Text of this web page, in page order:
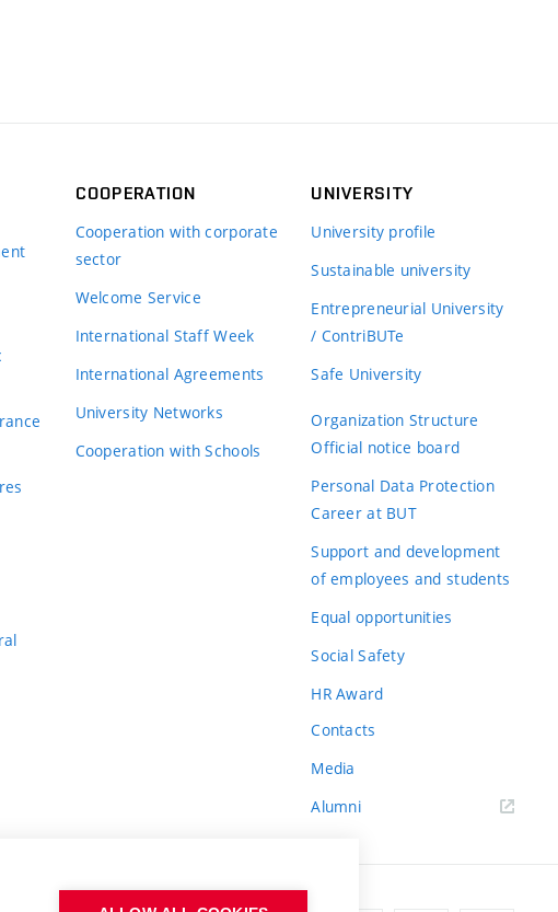
COOPERATION
Cooperation with corporate
sector
Welcome Service
International Staff Week
International Agreements
University Networks
Cooperation with Schools
UNIVERSITY
University profile
Sustainable university
Entrepreneurial University
/ ContriBUTe
Safe University
Organization Structure
Official notice board
Personal Data Protection
Career at BUT
Support and development
of employees and students
Equal opportunities
Social Safety
HR Award
Contacts
Media
Alumni